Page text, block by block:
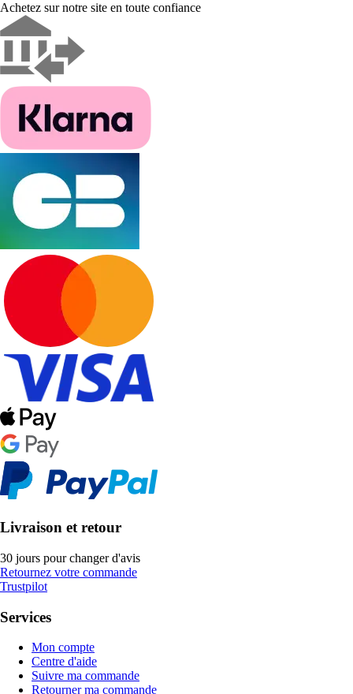
Achetez sur notre site en toute confiance
Livraison et retour
30 jours pour changer d'avis
Retournez votre commande
Trustpilot
Services
Mon compte
Centre d'aide
Suivre ma commande
Retourner ma commande